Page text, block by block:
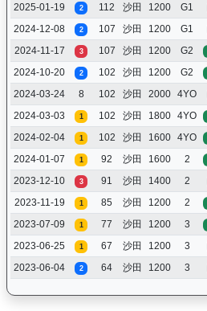
2025-01-19
2 112 沙田 1200 G1
2024-12-08
2 107 沙田 1200 G1
2024-11-17
3 107 沙田 1200 G2
2024-10-20
2 102 沙田 1200 G2
2024-03-24
8 102 沙田 2000 4YO
2024-03-03
1 102 沙田 1800 4YO
2024-02-04
1 102 沙田 1600 4YO
2024-01-07
1 92 沙田 1600 2
2023-12-10
3 91 沙田 1400 2
2023-11-19
1 85 沙田 1200 2
2023-07-09
1 77 沙田 1200 3
2023-06-25
1 67 沙田 1200 3
2023-06-04
2 64 沙田 1200 3